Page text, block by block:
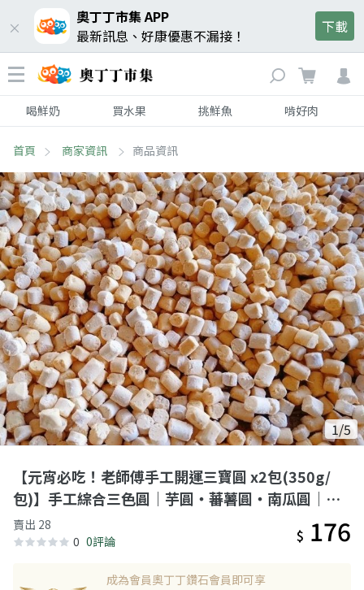
奧丁丁市集 APP
最新訊息、好康優惠不漏接！
下載
喝鮮奶 買水果 挑鮮魚 啃好肉
首頁 商家資訊 商品資訊
1/5
【元宵必吃！老師傅手工開運三寶圓 x2包(350g/
包)】手工綜合三色圓｜芋圓・蕃薯圓・南瓜圓｜天
然色素 QQ吸睛一盒滿足
賣出 28
0 0評論 $ 176
成為會員奧丁丁鑽石會員即可享